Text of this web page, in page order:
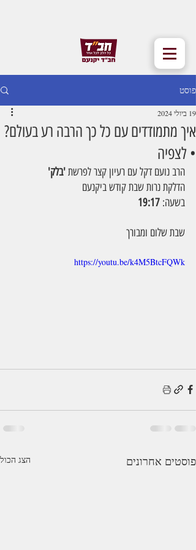
פוסט
איך מתמודדים עם כל כך הרבה רע בעולם?
• לצפיה
19 ביולי 2024
הרב נועם דקל עם רעיון קצר לפרשת 'בלק'
הדלקת נרות שבת קודש ביקנעם
בשעה: 19:17
שבת שלום ומבורך
https://youtu.be/k4M5BtcFQWk
פוסטים אחרונים הצג הכול